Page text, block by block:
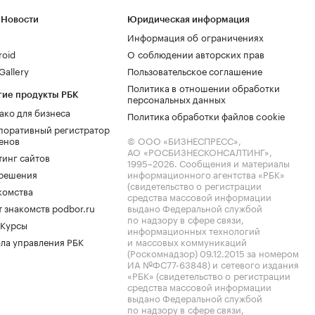
продукты РБК
для бизнеса
регистратор
сайтов
знакомств podbor.ru
управления РБК
Юридическая информация
Информация об ограничениях
О соблюдении авторских прав
Пользовательское соглашение
Политика в отношении обработки
персональных данных
Политика обработки файлов cookie
© ООО «БИЗНЕСПРЕСС»,
АО «РОСБИЗНЕСКОНСАЛТИНГ»,
1995–2026. Сообщения и материалы
информационного агентства «РБК»
(свидетельство о регистрации
средства массовой информации
выдано Федеральной службой
по надзору в сфере связи,
информационных технологий
и массовых коммуникаций
(Роскомнадзор) 09.12.2015 за номером
ИА №ФС77-63848) и сетевого издания
«РБК» (свидетельство о регистрации
средства массовой информации
выдано Федеральной службой
по надзору в сфере связи,